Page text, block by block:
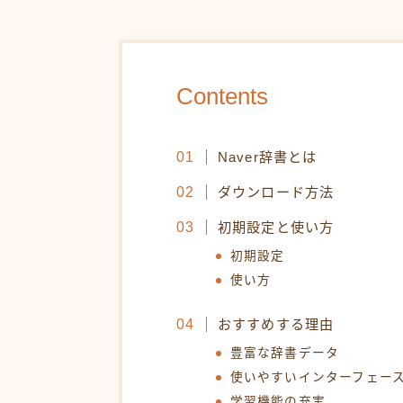
Contents
Naver辞書とは
ダウンロード方法
初期設定と使い方
初期設定
使い方
おすすめする理由
豊富な辞書データ
使いやすいインターフェース